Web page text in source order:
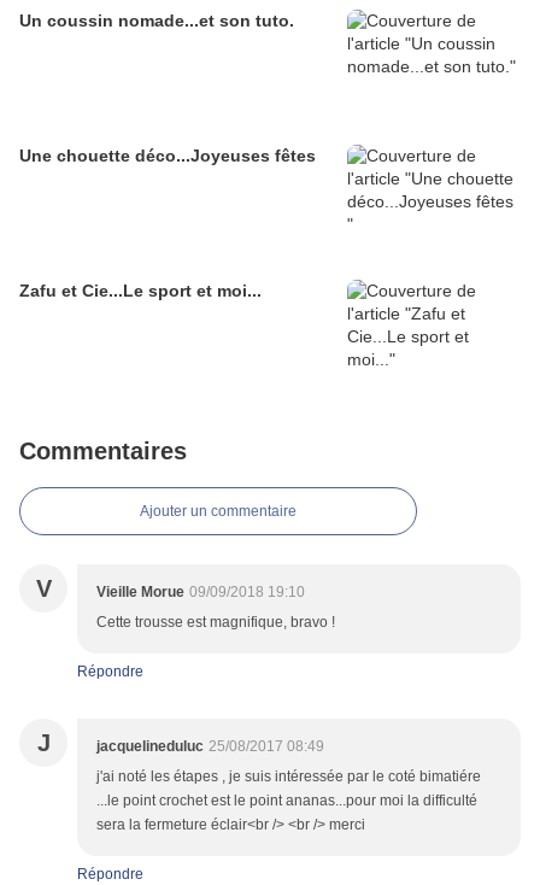
Un coussin nomade...et son tuto.
Une chouette déco...Joyeuses fêtes
Zafu et Cie...Le sport et moi...
Commentaires
Ajouter un commentaire
V Vieille Morue 09/09/2018 19:10
Cette trousse est magnifique, bravo !
Répondre
J jacquelineduluc 25/08/2017 08:49
j'ai noté les étapes , je suis intéressée par le coté bimatiére
...le point crochet est le point ananas...pour moi la difficulté
sera la fermeture éclair<br /> <br /> merci
Répondre